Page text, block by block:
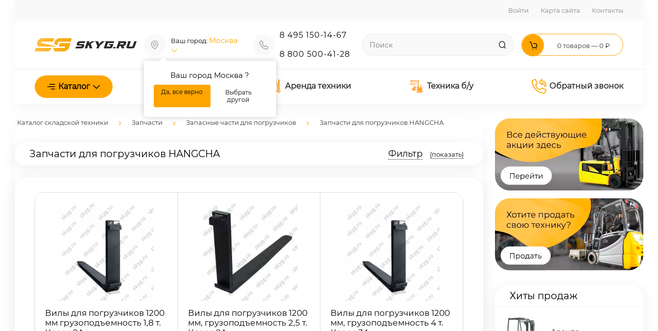
Войти Карта сайта Контакты
Ваш город: Москва
Ваш город Москва ?
Да, все верно
Выбрать
другой
8 495 150-14-67
8 800 500-41-28
0 товаров — 0 ₽
Каталог О нас Аренда техники Техника б/у Обратный звонок
Каталог складской техники Запчасти Запасные части для погрузчиков Запчасти для погрузчиков HANGCHA
Запчасти для погрузчиков HANGCHA Фильтр (показать)
Вилы для погрузчиков 1200
мм грузоподъемность 1,8 т.
Вилы для погрузчиков 1200
мм, грузоподъемность 2,5 т.
Вилы для погрузчиков 1200
мм, грузоподъемность 4 т.
Хиты продаж